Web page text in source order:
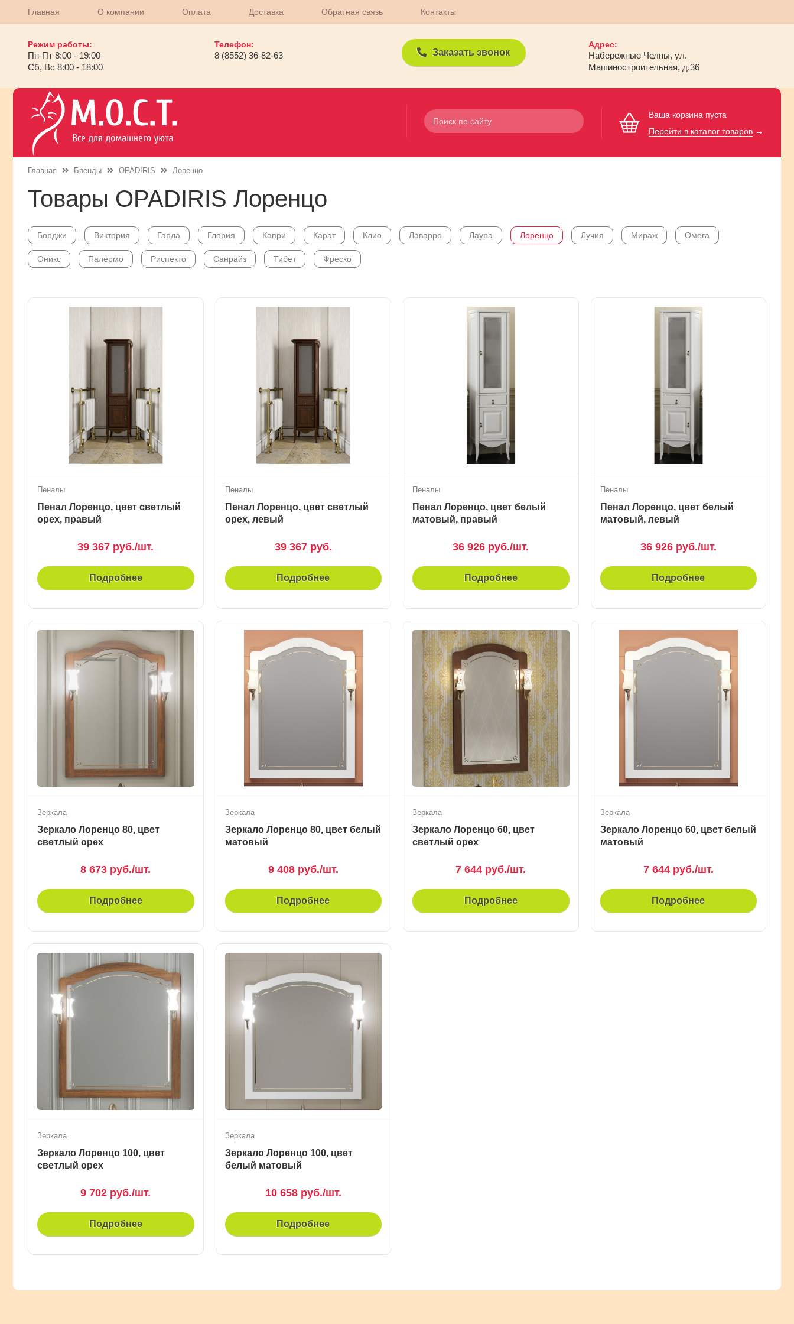
Главная О компании Оплата Доставка Обратная связь Контакты
Режим работы:
Пн-Пт 8:00 - 19:00
Сб, Вс 8:00 - 18:00
Телефон:
8 (8552) 36-82-63 Заказать звонок
Адрес:
Набережные Челны, ул.
Машиностроительная, д.36
Ваша корзина пуста
Перейти в каталог товаров →
Главная Бренды OPADIRIS Лоренцо
Товары OPADIRIS Лоренцо
Борджи Виктория Гарда Глория Капри Карат Клио Лаварро Лаура Лоренцо Лучия Мираж Омега
Оникс Палермо Риспекто Санрайз Тибет Фреско
Пеналы
Пенал Лоренцо, цвет светлый
орех, правый
39 367 руб./шт.
Подробнее
Пеналы
Пенал Лоренцо, цвет светлый
орех, левый
39 367 руб.
Подробнее
Пеналы
Пенал Лоренцо, цвет белый
матовый, правый
36 926 руб./шт.
Подробнее
Пеналы
Пенал Лоренцо, цвет белый
матовый, левый
36 926 руб./шт.
Подробнее
Зеркала
Зеркало Лоренцо 80, цвет
светлый орех
8 673 руб./шт.
Подробнее
Зеркала
Зеркало Лоренцо 80, цвет белый
матовый
9 408 руб./шт.
Подробнее
Зеркала
Зеркало Лоренцо 60, цвет
светлый орех
7 644 руб./шт.
Подробнее
Зеркала
Зеркало Лоренцо 60, цвет белый
матовый
7 644 руб./шт.
Подробнее
Зеркала
Зеркало Лоренцо 100, цвет
светлый орех
9 702 руб./шт.
Подробнее
Зеркала
Зеркало Лоренцо 100, цвет
белый матовый
10 658 руб./шт.
Подробнее